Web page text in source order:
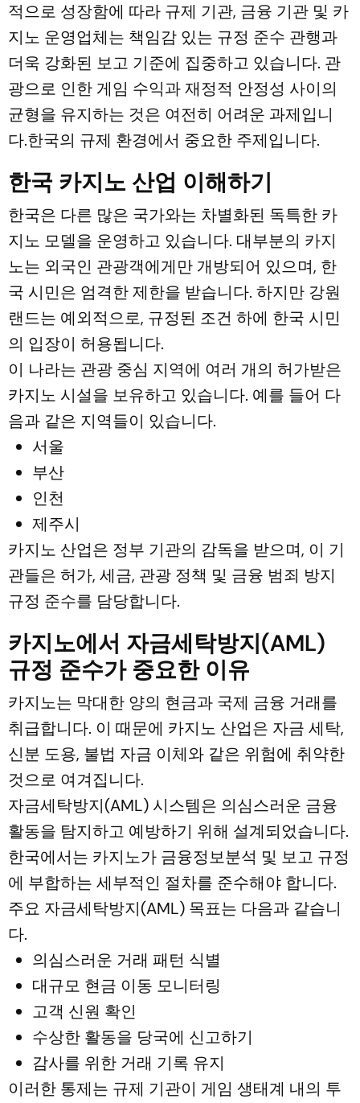
적으로 성장함에 따라 규제 기관, 금융 기관 및 카
지노 운영업체는 책임감 있는 규정 준수 관행과
더욱 강화된 보고 기준에 집중하고 있습니다. 관
광으로 인한 게임 수익과 재정적 안정성 사이의
균형을 유지하는 것은 여전히 ​​어려운 과제입니
다.한국의 규제 환경에서 중요한 주제입니다.
한국 카지노 산업 이해하기
한국은 다른 많은 국가와는 차별화된 독특한 카
지노 모델을 운영하고 있습니다. 대부분의 카지
노는 외국인 관광객에게만 개방되어 있으며, 한
국 시민은 엄격한 제한을 받습니다. 하지만 강원
랜드는 예외적으로, 규정된 조건 하에 한국 시민
의 입장이 허용됩니다.
이 나라는 관광 중심 지역에 여러 개의 허가받은
카지노 시설을 보유하고 있습니다. 예를 들어 다
음과 같은 지역들이 있습니다.
서울
부산
인천
제주시
카지노 산업은 정부 기관의 감독을 받으며, 이 기
관들은 허가, 세금, 관광 정책 및 금융 범죄 방지
규정 준수를 담당합니다.
카지노에서 자금세탁방지(AML)
규정 준수가 중요한 이유
카지노는 막대한 양의 현금과 국제 금융 거래를
취급합니다. 이 때문에 카지노 산업은 자금 세탁,
신분 도용, 불법 자금 이체와 같은 위험에 취약한
것으로 여겨집니다.
자금세탁방지(AML) 시스템은 의심스러운 금융
활동을 탐지하고 예방하기 위해 설계되었습니다.
한국에서는 카지노가 금융정보분석 및 보고 규정
에 부합하는 세부적인 절차를 준수해야 합니다.
주요 자금세탁방지(AML) 목표는 다음과 같습니
다.
의심스러운 거래 패턴 식별
대규모 현금 이동 모니터링
고객 신원 확인
수상한 활동을 당국에 신고하기
감사를 위한 거래 기록 유지
이러한 통제는 규제 기관이 게임 생태계 내의 투